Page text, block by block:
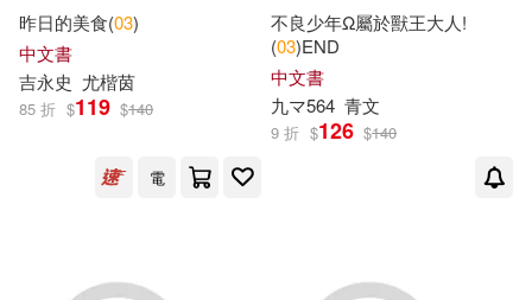
National Aeronautics and Space A
PRESTIGE PHOTOGENICS(9)
《嬰兒畫報》編輯部(9)
黑龍江少年兒童出版社(15)
Evidence(14)
harmonia mundi(14)
昨日的美食(03)
中文書
吉永史 尤楷茵
85 折 $119 $140
電
不良少年Ω屬於獸王大人!
(03)END
中文書
九マ564 青文
9 折 $126 $140